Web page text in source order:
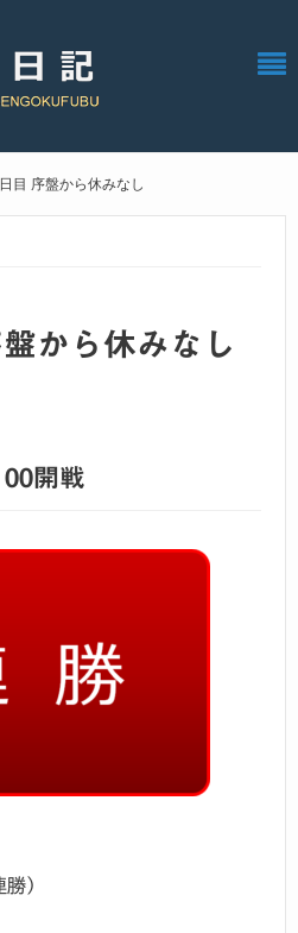
目 序盤から休みなし
から休みなし
00開戦
）